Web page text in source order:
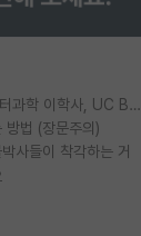
Korea University 수학, 컴퓨터과학 이학사, UC Berkeley 산업공학 대학원 공학박사가 되는 것은 쉽지 않겠죠?
방법 (장문주의)
사들이 착각하는 거